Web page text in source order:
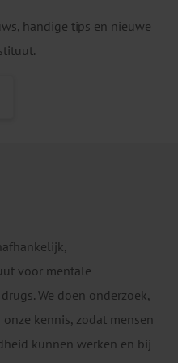
handige tips en nieuwe
trend in […]
voor mentale
We doen onderzoek,
kennis, zodat mensen
kunnen werken en bij